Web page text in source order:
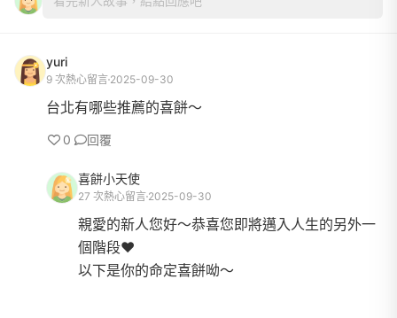
yuri
9 次熱心留言 2025-09-30
台北有哪些推薦的喜餅～
0 回覆
喜餅小天使
27 次熱心留言 2025-09-30
親愛的新人您好～恭喜您即將邁入人生的另外一
個階段❤️
以下是你的命定喜餅呦～